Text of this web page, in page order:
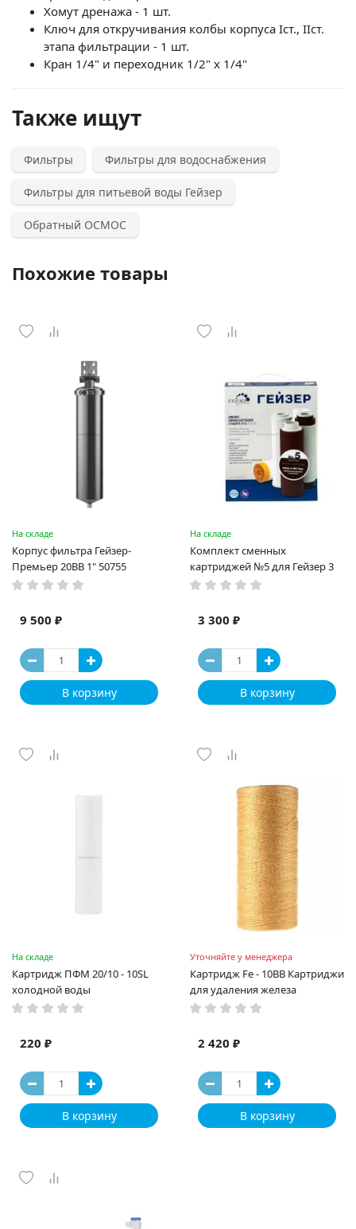
Хомут дренажа - 1 шт.
Ключ для откручивания колбы корпуса Iст., IIст.
этапа фильтрации - 1 шт.
Кран 1/4" и переходник 1/2" х 1/4"
Также ищут
Фильтры Фильтры для водоснабжения
Фильтры для питьевой воды Гейзер
Обратный ОСМОС
Похожие товары
На складе
Корпус фильтра Гейзер-
Премьер 20BB 1" 50755
9 500 ₽
В корзину
На складе
Комплект сменных
картриджей №5 для Гейзер 3
3 300 ₽
В корзину
На складе
Картридж ПФМ 20/10 - 10SL
холодной воды
220 ₽
В корзину
Уточняйте у менеджера
Картридж Fe - 10BB Картриджи
для удаления железа
2 420 ₽
В корзину